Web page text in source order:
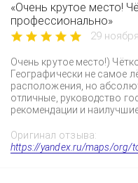
«Очень крутое место!
профессионально»
29
Очень крутое место!)
Географически не самое
расположения, но
отличные, руководство
рекомендации и
Оригинал отзыва:
https://yandex.ru/maps/org/